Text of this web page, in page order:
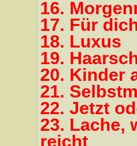
16.
17. Für
18. Luxus
19.
20. Kinder
21.
22. Jetzt
23. Lache,
reicht